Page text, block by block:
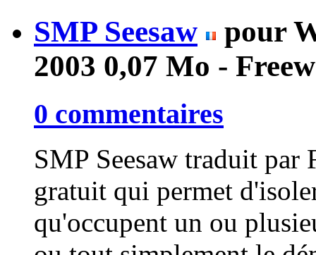
SMP Seesaw
pour
2003 0,07 Mo -
0 commentaires
SMP Seesaw traduit
gratuit qui permet
qu'occupent un ou